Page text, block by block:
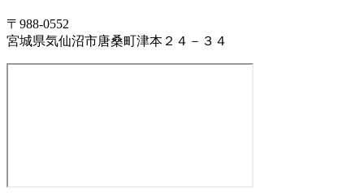
〒988-0552
宮城県気仙沼市唐桑町津本２４－３４